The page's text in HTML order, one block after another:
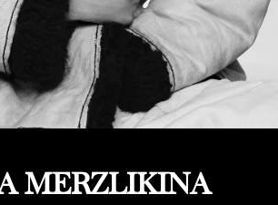
MERZLIKINA